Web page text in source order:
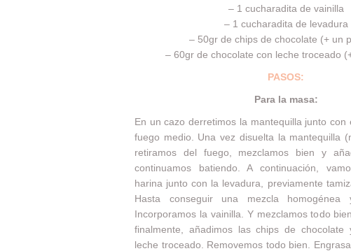
– 1 cucharadita de vainilla
– 1 cucharadita de levadura
– 50gr de chips de chocolate (+ un
– 60gr de chocolate con leche troceado
PASOS:
Para la masa:
En un cazo derretimos la mantequilla junto con
fuego medio. Una vez disuelta la mantequilla
retiramos del fuego, mezclamos bien y
continuamos batiendo. A continuación,
harina junto con la levadura, previamente
Hasta conseguir una mezcla homogénea
Incorporamos la vainilla. Y mezclamos todo
finalmente, añadimos las chips de chocolate
leche troceado. Removemos todo bien.